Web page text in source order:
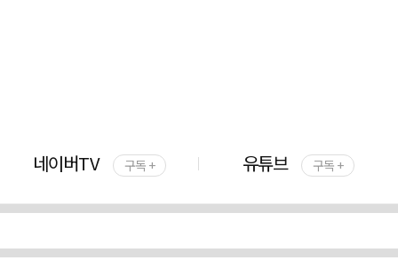
네이버TV 구독 + 유튜브 구독 +